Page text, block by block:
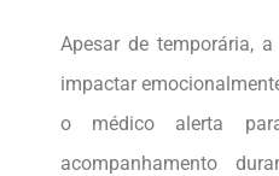
Apesar de temporária,
impactar
o médico alerta
acompanhamento